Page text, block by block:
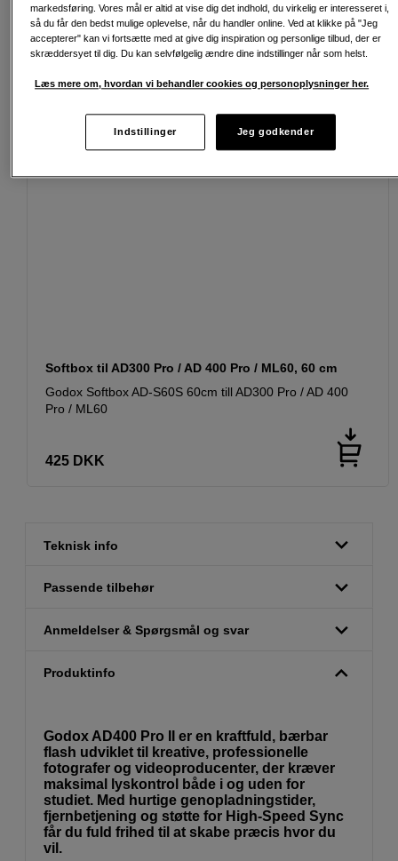
Passende tilbehør Se flere tilbehør
Softbox til AD300 Pro / AD 400 Pro / ML60, 60 cm
Godox Softbox AD-S60S 60cm till AD300 Pro / AD 400
Pro / ML60
425 DKK
Teknisk info
Passende tilbehør
Anmeldelser & Spørgsmål og svar
Produktinfo
Godox AD400 Pro II er en kraftfuld, bærbar
flash udviklet til kreative, professionelle
fotografer og videoproducenter, der kræver
maksimal lyskontrol både i og uden for
studiet. Med hurtige genopladningstider,
fjernbetjening og støtte for High-Speed Sync
får du fuld frihed til at skabe præcis hvor du
vil.
markedsføring. Vores mål er altid at vise dig det indhold, du virkelig er interesseret i,
så du får den bedst mulige oplevelse, når du handler online. Ved at klikke på "Jeg
accepterer" kan vi fortsætte med at give dig inspiration og personlige tilbud, der er
skræddersyet til dig. Du kan selvfølgelig ændre dine indstillinger når som helst.
Læs mere om, hvordan vi behandler cookies og personoplysninger her.
Indstillinger Jeg godkender